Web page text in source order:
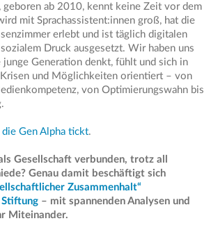
geboren ab 2010, kennt keine Zeit vor dem
mit Sprachassistent:innen groß, hat die
erlebt und ist täglich digitalen
sozialem Druck ausgesetzt. Wir haben uns
junge Generation denkt, fühlt und sich in
und Möglichkeiten orientiert – von
von Optimierungswahn bis
Gen Alpha tickt.
Gesellschaft verbunden, trotz all
Genau damit beschäftigt sich
Zusammenhalt“
– mit spannenden Analysen und
Miteinander.